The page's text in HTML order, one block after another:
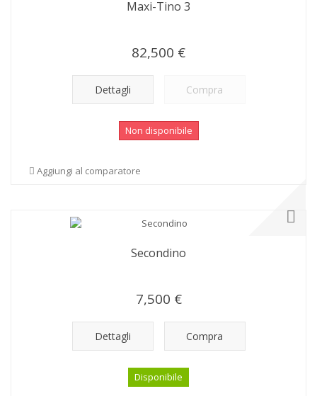
Maxi-Tino 3
82,500 €
Dettagli Compra
Non disponibile
Aggiungi al comparatore
Secondino
7,500 €
Dettagli Compra
Disponibile